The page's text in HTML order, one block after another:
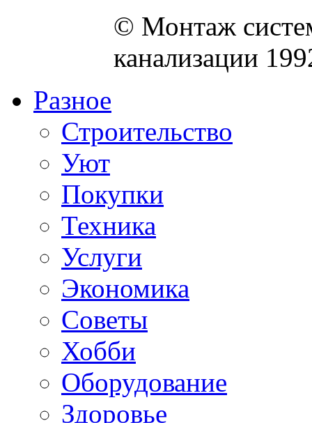
© Монтаж
канализации
Разное
Строительство
Уют
Покупки
Техника
Услуги
Экономика
Советы
Хобби
Oборудование
Здоровье